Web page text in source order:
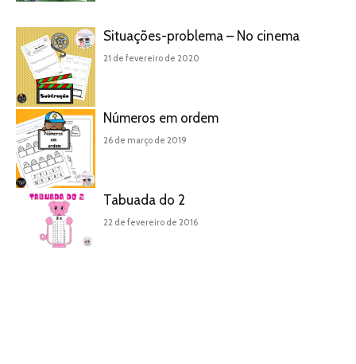
Situações-problema – No cinema
21 de fevereiro de 2020
Números em ordem
26 de março de 2019
Tabuada do 2
22 de fevereiro de 2016